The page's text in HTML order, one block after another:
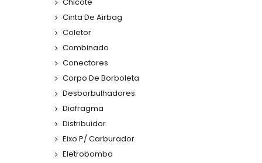
Cinta De Airbag
Coletor
Combinado
Conectores
Corpo De Borboleta
Desborbulhadores
Diafragma
Distribuidor
Eixo P/ Carburador
Eletrobomba